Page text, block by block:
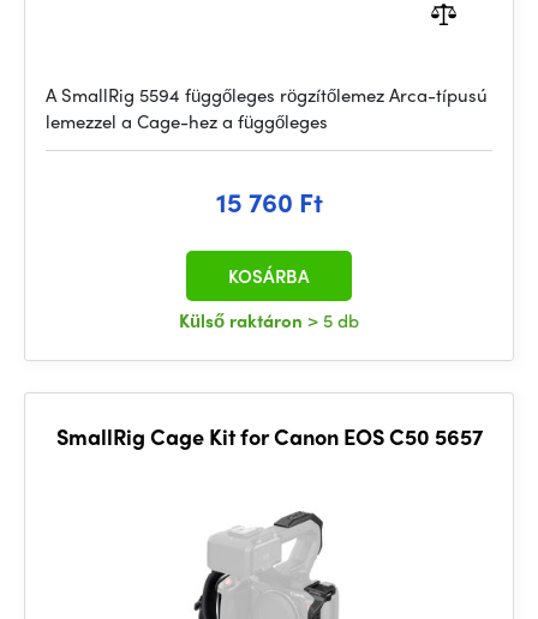
A SmallRig 5594 függőleges rögzítőlemez Arca-típusú
lemezzel a Cage-hez a függőleges
15 760 Ft
Külső raktáron > 5 db
KOSÁRBA
SmallRig Cage Kit for Canon EOS C50 5657